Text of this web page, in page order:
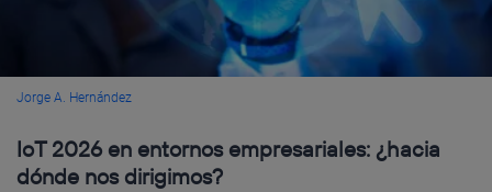
Jorge A. Hernández
IoT 2026 en entornos empresariales: ¿hacia
dónde nos dirigimos?